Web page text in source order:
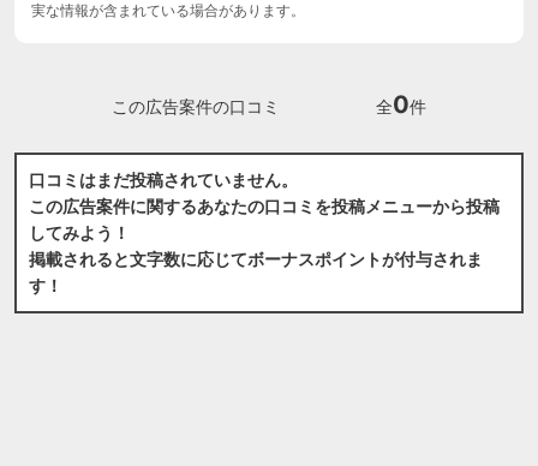
実な情報が含まれている場合があります。
この広告案件の口コミ 全0件
口コミはまだ投稿されていません。
この広告案件に関するあなたの口コミを投稿メニューから投稿
してみよう！
掲載されると文字数に応じてボーナスポイントが付与されま
す！